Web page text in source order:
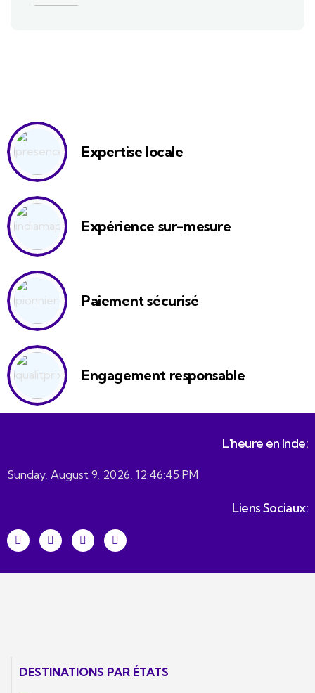
Expertise locale
Expérience sur-mesure
Paiement sécurisé
Engagement responsable
L'heure en Inde:
Sunday, August 9, 2026, 12:46:45 PM
Liens Sociaux:
DESTINATIONS PAR ÉTATS